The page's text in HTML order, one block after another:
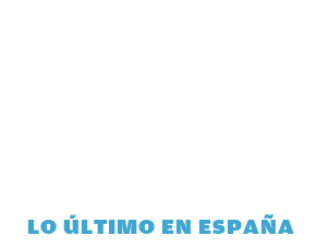
LO ÚLTIMO EN ESPAÑA